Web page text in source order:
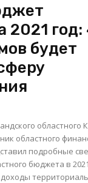
2021 год:
будет
областного
областного
подробные
бюджета в
доходы